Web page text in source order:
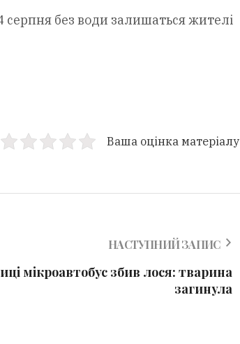
без води залишаться жителі
Ваша оцінка матеріалу
НАСТУПНИЙ ЗАПИС
мікроавтобус збив лося: тварина
загинула